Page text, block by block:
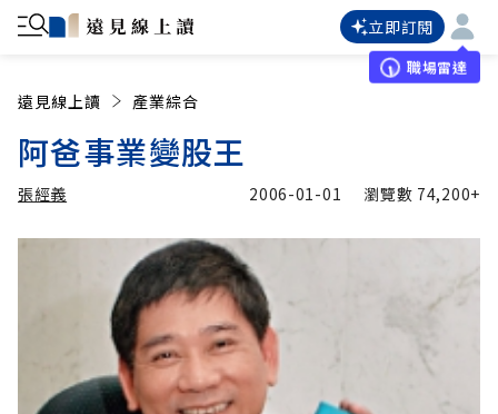
立即訂閱
職場雷達
遠見線上讀 產業綜合
阿爸事業變股王
張經義
張經義
2006-01-01 瀏覽數 74,200+